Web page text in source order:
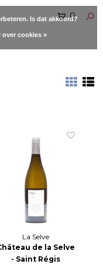
0
La Selve
de la Selve
- Saint Régis
Is dat akkoord?
over cookies »